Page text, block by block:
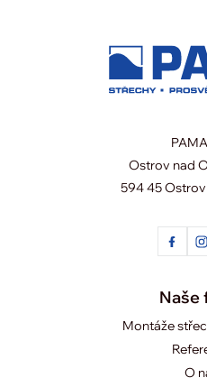
Ostrov nad
594 45
Naše
Montáže
O